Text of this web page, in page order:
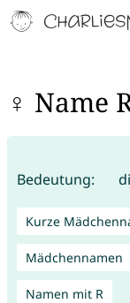
♀ Name
Bedeutung:
Kurze
Mädchennamen
Namen mit R